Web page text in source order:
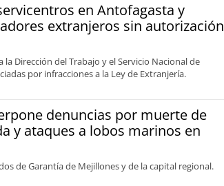
en Antofagasta y
extranjeros sin autorización
Dirección del Trabajo y el Servicio Nacional de
por infracciones a la Ley de Extranjería.
denuncias por muerte de
y ataques a lobos marinos en
de Garantía de Mejillones y de la capital regional.